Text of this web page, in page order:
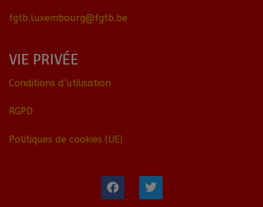
fgtb.luxembourg@fgtb.be
VIE PRIVÉE
Conditions d’utilisation
RGPD
Politiques de cookies (UE)